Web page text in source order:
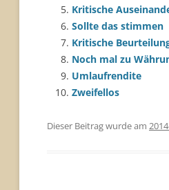
Kritische
Sollte das stimmen
Kritische
Noch mal zu
Umlaufrendite
Zweifellos
Dieser Beitrag wurde am